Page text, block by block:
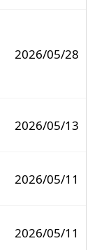
2026/05/28
2026/05/13
2026/05/11
2026/05/11